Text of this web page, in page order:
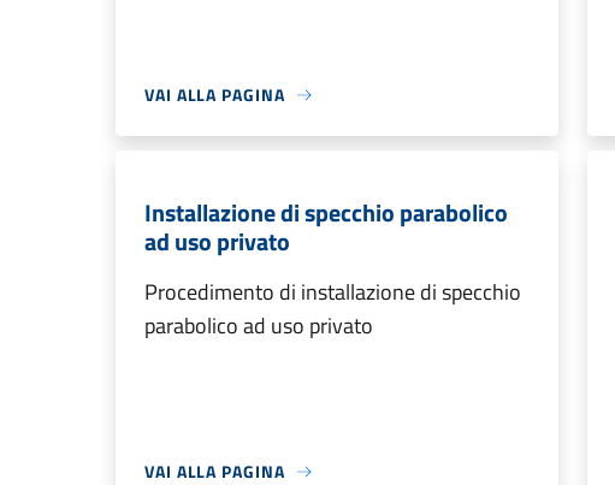
VAI ALLA PAGINA
Installazione di specchio parabolico
ad uso privato
Procedimento di installazione di specchio
parabolico ad uso privato
VAI ALLA PAGINA